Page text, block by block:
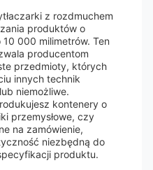
z rozdmuchem
produktów o
000 milimetrów. Ten
producentom
przedmioty, których
innych technik
niemożliwe.
kontenery o
przemysłowe, czy
na zamówienie,
niezbędną do
produktu.